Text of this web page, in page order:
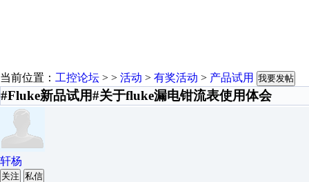
当前位置： 工控论坛 > > 活动 > 有奖活动 > 产品试用 我要发帖
#Fluke新品试用#关于fluke漏电钳流表使用体会
轩杨
关注 私信